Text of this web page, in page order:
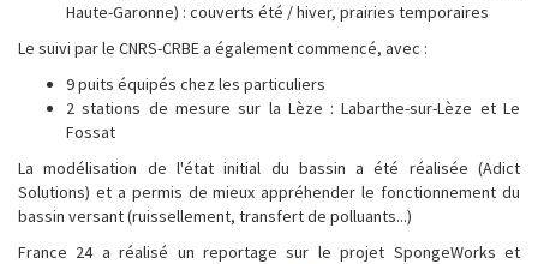
Haute-Garonne) : couverts été / hiver, prairies temporaires
Le suivi par le CNRS-CRBE a également commencé, avec :
9 puits équipés chez les particuliers
2 stations de mesure sur la Lèze : Labarthe-sur-Lèze et Le
Fossat
La modélisation de l'état initial du bassin a été réalisée (Adict
Solutions) et a permis de mieux appréhender le fonctionnement du
bassin versant (ruissellement, transfert de polluants...)
France 24 a réalisé un reportage sur le projet SpongeWorks et